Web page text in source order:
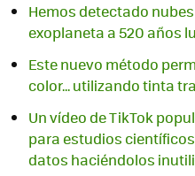
Hemos detectado nubes
exoplaneta a 520 años
Este nuevo método
color... utilizando tinta
Un vídeo de TikTok
para estudios
datos haciéndolos